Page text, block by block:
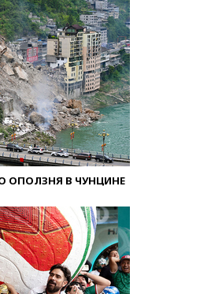
ОПОЛЗНЯ В ЧУНЦИНЕ